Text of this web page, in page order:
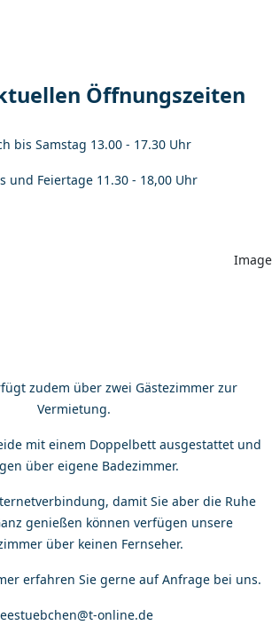
Öffnungszeiten
bis Samstag 13.00 - 17.30 Uhr
und Feiertage 11.30 - 18,00 Uhr
zudem über zwei Gästezimmer zur
Vermietung.
mit einem Doppelbett ausgestattet und
über eigene Badezimmer.
damit Sie aber die Ruhe
genießen können verfügen unsere
über keinen Fernseher.
erfahren Sie gerne auf Anfrage bei uns.
online.de